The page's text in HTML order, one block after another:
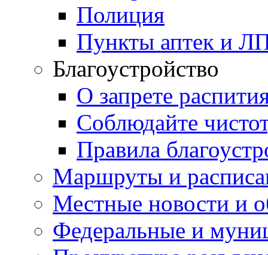
Полиция
Пункты аптек и
Благоустройство
О запрете
Соблюдайте
Правила
Маршруты и
Местные новости и
Федеральные и